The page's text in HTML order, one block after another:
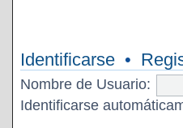
Identificarse •
Nombre de Usuario:
Identificarse